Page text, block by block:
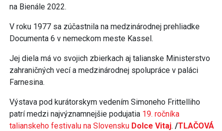
na Bienále 2022.
V roku 1977 sa zúčastnila na medzinárodnej prehliadke
Documenta 6 v nemeckom meste Kassel.
Jej diela má vo svojich zbierkach aj talianske Ministerstvo
zahraničných vecí a medzinárodnej spolupráce v paláci
Farnesina.
Výstava pod kurátorskym vedením Simoneho Frittelliho
patrí medzi najvýznamnejšie podujatia 19. ročníka
talianskeho festivalu na Slovensku Dolce Vitaj. /TLAČOVÁ